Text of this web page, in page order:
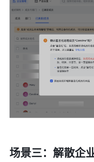
场景三：解散企